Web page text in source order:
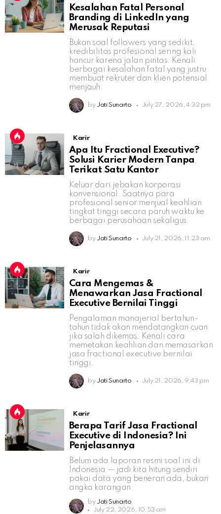
Kesalahan Fatal Personal
Branding di LinkedIn yang
Merusak Reputasi
Bukan soal followers yang sedikit,
kredibilitas profesional sering kali
hancur karena jalan pintas. Kenali
berbagai kesalahan fatal yang justru
membuat rekruter dan klien potensial
menjauh.
by Jati Sunarto July 27, 2026, 4:32 pm
Karir
Apa Itu Fractional Executive?
Solusi Karier Modern Tanpa
Terikat Satu Kantor
Keluar dari jebakan korporasi
konvensional. Saatnya para
profesional senior menjual keahlian
tingkat tinggi secara paruh waktu ke
berbagai perusahaan sekaligus.
by Jati Sunarto July 21, 2026, 11:23 am
Karir
Cara Mengemas &
Menawarkan Jasa Fractional
Executive Bernilai Tinggi
Pengalaman manajerial bertahun-
tahun tidak akan mendatangkan cuan
jika salah dikemas. Kenali cara
memetakan keahlian dan memasarkan
jasa fractional executive bernilai
tinggi.
by Jati Sunarto July 21, 2026, 9:43 pm
Karir
Berapa Tarif Jasa Fractional
Executive di Indonesia? Ini
Penjelasannya
Belum ada laporan resmi soal ini di
Indonesia — jadi kita hitung sendiri
pakai data yang beneran ada, bukan
angka karangan.
by Jati Sunarto
July 22, 2026, 10:53 am